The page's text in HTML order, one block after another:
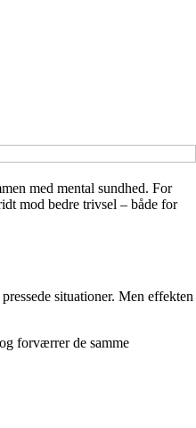
med mental sundhed. For
mod bedre trivsel – både for
situationer. Men effekten
forværrer de samme